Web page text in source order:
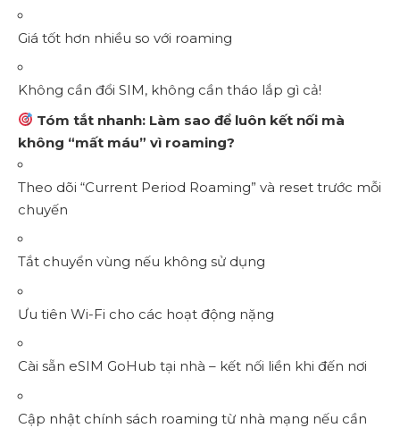
Giá tốt hơn nhiều so với roaming
Không cần đổi SIM, không cần tháo lắp gì cả!
Tóm tắt nhanh: Làm sao để luôn kết nối mà
không “mất máu” vì roaming?
Theo dõi “Current Period Roaming” và reset trước mỗi
chuyến
Tắt chuyển vùng nếu không sử dụng
Ưu tiên Wi-Fi cho các hoạt động nặng
Cài sẵn eSIM GoHub tại nhà – kết nối liền khi đến nơi
Cập nhật chính sách roaming từ nhà mạng nếu cần